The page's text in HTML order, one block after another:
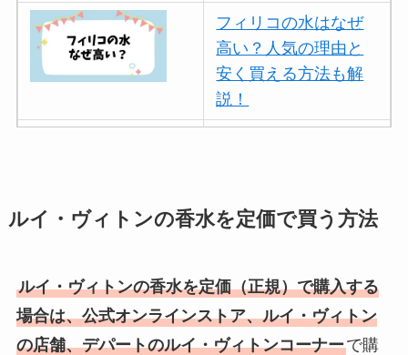
フィリコの水はなぜ
高い？人気の理由と
安く買える方法も解
説！
を紹介！
い理由は？なぜ人
気？安く買う方法も
解説！
ルイ・ヴィトンの香水を定価で買う方法
ルイ・ヴィトンの香水を定価（正規）で購入する
場合は、公式オンラインストア、ルイ・ヴィトン
の店舗、デパートのルイ・ヴィトンコーナーで購